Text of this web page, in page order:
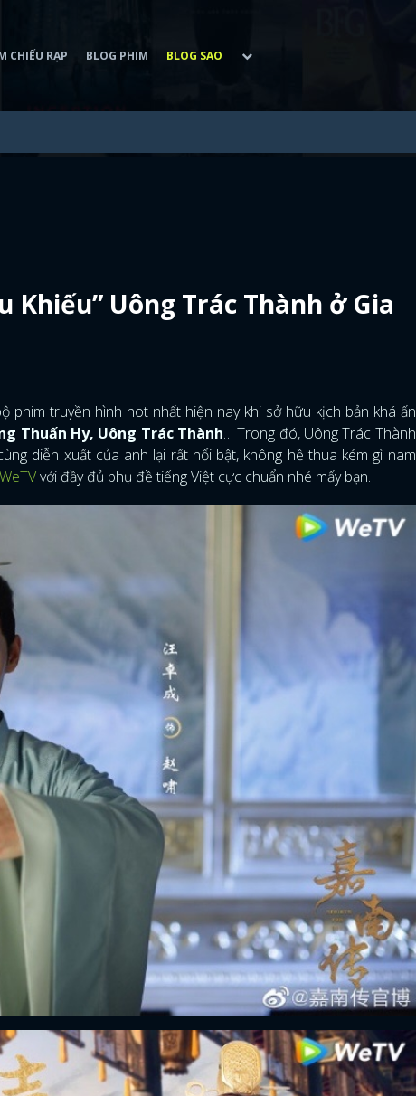
CHIẾU RẠP BLOG PHIM BLOG SAO
Khiếu” Uông Trác Thành ở Gia
phim truyền hình hot nhất hiện nay khi sở hữu kịch bản khá ấn
Thuấn Hy, Uông Trác Thành… Trong đó, Uông Trác Thành
diễn xuất của anh lại rất nổi bật, không hề thua kém gì nam
WeTVvới đầy đủ phụ đề tiếng Việt cực chuẩn nhé mấy bạn.